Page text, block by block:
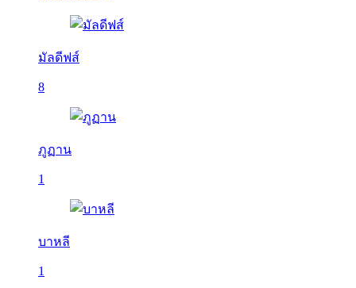
มัลดีฟส์
8
ภูฏาน
1
บาหลี
1